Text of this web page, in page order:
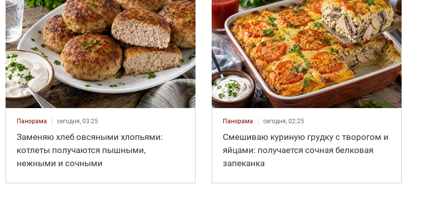
Панорама сегодня, 03:25
Заменяю хлеб овсяными хлопьями:
котлеты получаются пышными,
нежными и сочными
Панорама сегодня, 02:25
Смешиваю куриную грудку с творогом и
яйцами: получается сочная белковая
запеканка